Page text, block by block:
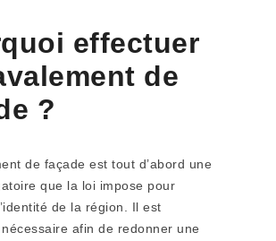
effectuer
de
?
de façade est tout d’abord une
que la loi impose pour
de la région. Il est
afin de redonner une